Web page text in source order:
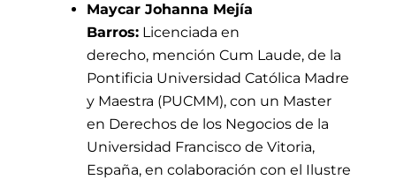
Maycar Johanna Mejía
Barros: Licenciada en
derecho, mención Cum Laude, de la
Pontificia Universidad Católica Madre
y Maestra (PUCMM), con un Master
en Derechos de los Negocios de la
Universidad Francisco de Vitoria,
España, en colaboración con el Ilustre